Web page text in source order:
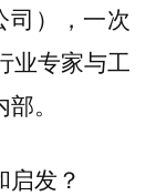
司），一次
业专家与工
。
发？